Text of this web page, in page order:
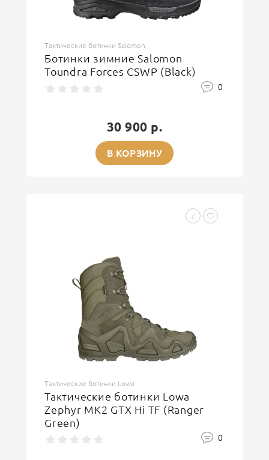
Тактические ботинки Salomon
Ботинки зимние Salomon
Toundra Forces CSWP (Black)
0
30 900 р.
В КОРЗИНУ
Тактические ботинки Lowa
Тактические ботинки Lowa
Zephyr MK2 GTX Hi TF (Ranger
Green)
0